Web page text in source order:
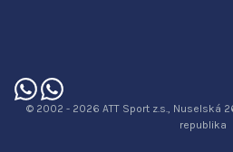
© 2002 - 2026 ATT Sport z.s., Nuselská
republika